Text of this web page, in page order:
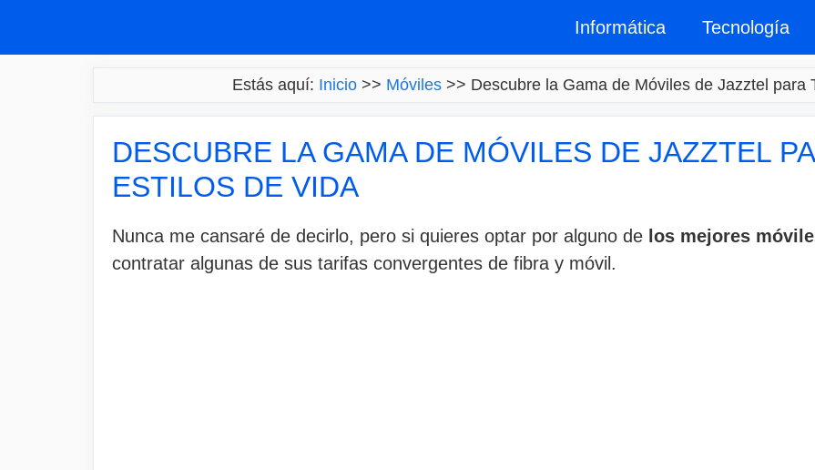
Informática Tecnología
Estás aquí: Inicio>> Móviles>> Descubre la Gama de Móviles de Jazztel para
DESCUBRE LA GAMA DE MÓVILES DE JAZZTEL
ESTILOS DE VIDA
Nunca me cansaré de decirlo, pero si quieres optar por alguno de los mejores
contratar algunas de sus tarifas convergentes de fibra y móvil.